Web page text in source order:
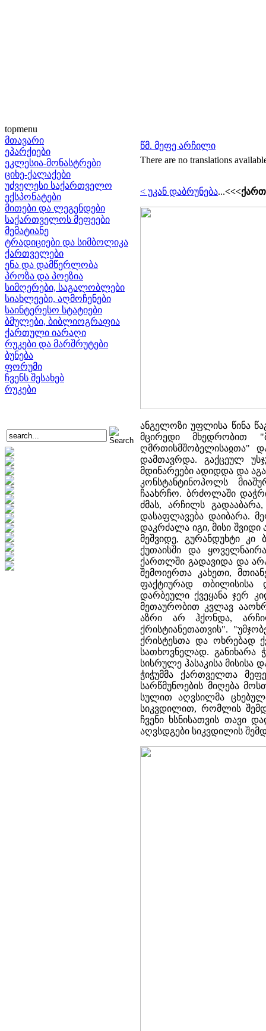
topmenu
მთავარი
ეპარქიები
ეკლესია-მონასტრები
ციხე-ქალაქები
უძველესი საქართველო
ექსპონატები
მითები და ლეგენდები
საქართველოს მეფეები
მემატიანე
ტრადიციები და სიმბოლიკა
ქართველები
ენა და დამწერლობა
პროზა და პოეზია
სიმღერები, საგალობლები
სიახლეები, აღმოჩენები
საინტერესო სტატიები
ბმულები, ბიბლიოგრაფია
ქართული იარაღი
რუკები და მარშრუტები
ბუნება
ფორუმი
ჩვენს შესახებ
რუკები
წმ. მეფე არჩილი
There are no translations
< უკან დაბრუნება...
ანგელოზი უფლისა წინა
მცირედი მხედრობით
ღმრთისმშობელისაჲთა"
დამთავრდა. გაქცეულ
მდინარეები ადიდდა და
კონსტანტინოპოლს
ჩაახრჩო. ბრძოლაში
ძმას, არჩილს
დასაფლავება დაიბარა.
დაკრძალა იგი, მისი
მეშვიდე, გურანდუხტი კი
ქუთაისში და
ქართლში გადავიდა და
შემოიერთა კახეთი,
ფაქტიურად თბილისისა
დარბეული ქვეყანა ჯერ
მეთაურობით კვლავ
აზრი არ ჰქონდა,
ქრისტიანეთათვის".
ქრისტესთა და ოხრებად
სათხოვნელად. განიხარა
სისრულე ჰასაკისა მისისა
ჭიჭუმმა ქართველთა
სარწმუნოების მიღება
სულით აღვსილმა
სიკვდილით, რომლის
ჩვენი ხსნისათვის თავი
აღვსდგები სიკვდილის